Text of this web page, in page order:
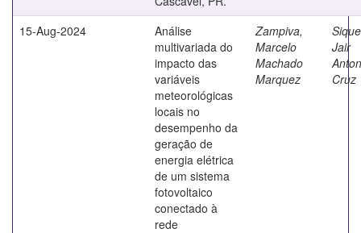
15-Aug-2024
Análise
multivariada do
impacto das
variáveis
meteorológicas
locais no
desempenho da
geração de
energia elétrica
de um sistema
fotovoltaico
conectado à
rede
Zampiva,
Marcelo
Machado
Marquez
Jair
Cruz